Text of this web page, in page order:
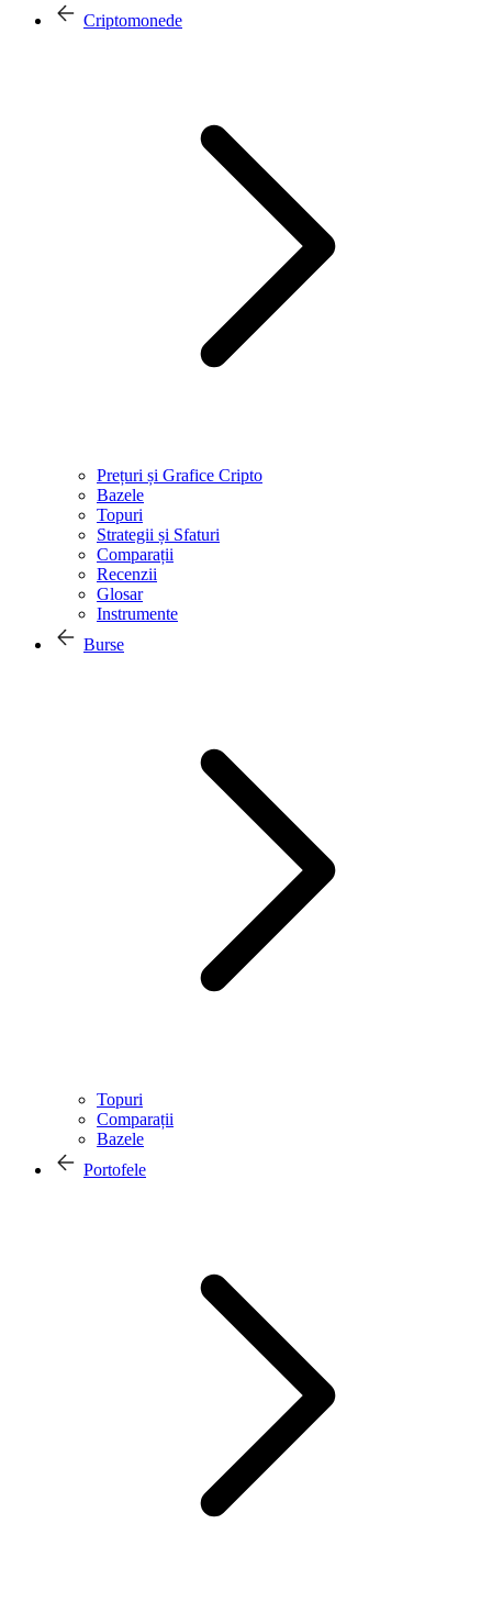
Criptomonede
Prețuri și Grafice Cripto
Bazele
Topuri
Strategii și Sfaturi
Comparații
Recenzii
Glosar
Instrumente
Burse
Topuri
Comparații
Bazele
Portofele